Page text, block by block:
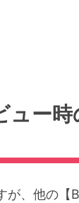
ュー
が、他の【